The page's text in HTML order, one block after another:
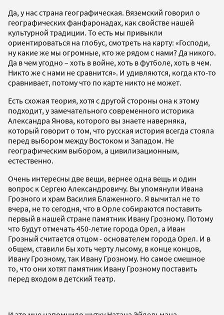
Да, у нас страна географическая. Вяземский говорил о
географических фанфаронадах, как свойстве нашей
культурной традиции. То есть мы привыкли
ориентироваться на глобус, смотреть на карту: «Господи,
ну какие же мы огромные, кто же рядом с нами? Да никого.
Да в чем угодно – хоть в войне, хоть в футболе, хоть в чем.
Никто же с нами не сравнится». И удивляются, когда кто-то
сравнивает, потому что по карте никто не может.
Есть схожая теория, хотя с другой стороны она к этому
подходит, у замечательного современного историка
Александра Янова, которого вы знаете наверняка,
который говорит о том, что русская история всегда стояла
перед выбором между Востоком и Западом. Не
географическим выбором, а цивилизационным,
естественно.
Очень интересны две вещи, вернее одна вещь и один
вопрос к Сергею Александровичу. Вы упомянули Ивана
Грозного и храм Василия Блаженного. Я вычитал не то
вчера, не то сегодня, что в Орле собираются поставить
первый в нашей стране памятник Ивану Грозному. Потому
что будут отмечать 450-летие города Орел, а Иван
Грозный считается отцом - основателем города Орел. И в
общем, ставили бы хоть черту лысому, в конце концов,
Ивану Грозному, так Ивану Грозному. Но самое смешное
то, что они хотят памятник Ивану Грозному поставить
перед входом в детский театр.